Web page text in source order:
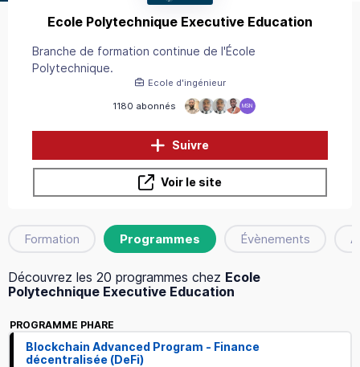
Ecole Polytechnique Executive Education
1180 abonnés MSN
Branche de formation continue de l'École
Polytechnique.
Ecole d'ingénieur
Suivre
Voir le site
Formation Programmes Évènements
Découvrez les 20 programmes chez Ecole
Polytechnique Executive Education
PROGRAMME PHARE
Blockchain Advanced Program - Finance
décentralisée (DeFi)